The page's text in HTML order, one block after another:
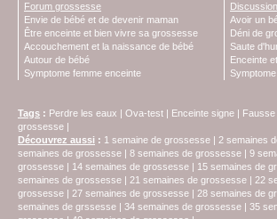
Forum grossesse
Envie de bébé et de devenir maman
Être enceinte et bien vivre sa grossesse
Accouchement et la naissance de bébé
Autour de bébé
Symptome femme enceinte
Avoir un
Déni de
Saute
Enceinte
Tags : Perdre les eaux | Ova-test | Enceinte signe |
grossesse |
Découvrez aussi : 1 semaine de grossesse | 2 semaines
semaines de grossesse | 8 semaines de grossesse | 9
grossesse | 14 semaines de grossesse | 15 semaines de
semaines de grossesse | 21 semaines de grossesse | 22
grossesse | 27 semaines de grossesse | 28 semaines de
semaines de grssesse | 34 semaines de grossesse | 35